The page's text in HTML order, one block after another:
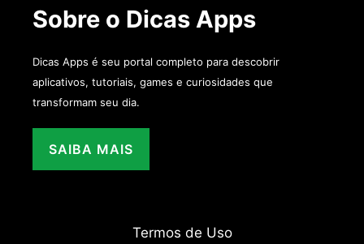
Sobre o Dicas Apps
Dicas Apps é seu portal completo para descobrir
aplicativos, tutoriais, games e curiosidades que
transformam seu dia.
SAIBA MAIS
Termos de Uso